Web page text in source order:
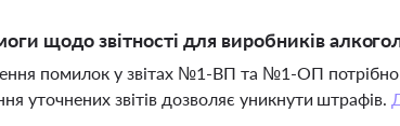
щодо звітності для виробників
помилок у звітах №1-ВП та №1-ОП потрібно
уточнених звітів дозволяє уникнути штрафів.